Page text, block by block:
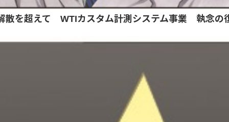
散を超えて WTIカスタム計測システム事業 執念の